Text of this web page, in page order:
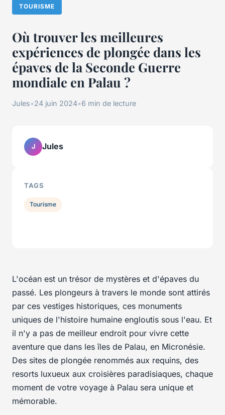
TOURISME
Où trouver les meilleures
expériences de plongée dans les
épaves de la Seconde Guerre
mondiale en Palau ?
Jules•24 juin 2024•6 min de lecture
L'océan est un trésor de mystères et d'épaves du
passé. Les plongeurs à travers le monde sont attirés
par ces vestiges historiques, ces monuments
uniques de l'histoire humaine engloutis sous l'eau. Et
il n'y a pas de meilleur endroit pour vivre cette
aventure que dans les îles de Palau, en Micronésie.
Des sites de plongée renommés aux requins, des
resorts luxueux aux croisières paradisiaques, chaque
moment de votre voyage à Palau sera unique et
mémorable.
J Jules
TAGS
Tourisme